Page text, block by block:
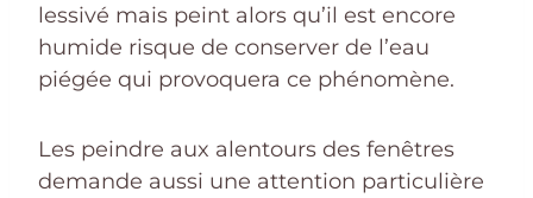
lessivé mais peint alors qu’il est encore
humide risque de conserver de l’eau
piégée qui provoquera ce phénomène.
Les peindre aux alentours des fenêtres
demande aussi une attention particulière